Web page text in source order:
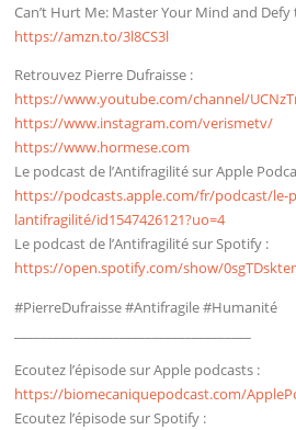
Can’t Hurt Me: Master Your Mind and Defy
https://amzn.to/3l8CS3l
Retrouvez Pierre Dufraisse :
https://www.youtube.com/channel/
https://www.instagram.com/verismetv/
https://www.hormese.com
Le podcast de l’Antifragilité sur Apple
https://podcasts.apple.com/fr/podcast/le-
lantifragilité/id1547426121?uo=4
Le podcast de l’Antifragilité sur Spotify :
https://open.spotify.com/show/
#PierreDufraisse #Antifragile #Humanité
Ecoutez l’épisode sur Apple podcasts :
https://biomecaniquepodcast.com/
Ecoutez l’épisode sur Spotify :